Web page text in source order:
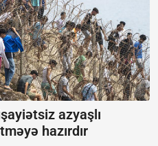
azyaşlı
hazırdır